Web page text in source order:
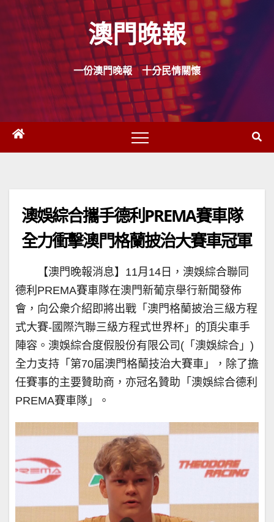
Skip
content
澳門晚報
一份澳門晚報 十分民情關懷
澳娛綜合攜手德利PREMA賽車隊
全力衝擊澳門格蘭披治大賽車冠軍
【澳門晚報消息】11月14日，澳娛綜合聯同
德利PREMA賽車隊在澳門新葡京舉行新聞發佈
會，向公衆介紹即將出戰「澳門格蘭披治三級方程
式大賽-國際汽聯三級方程式世界杯」的頂尖車手
陣容。澳娛綜合度假股份有限公司(「澳娛綜合」)
全力支持「第70届澳門格蘭技治大賽車」，除了擔
任賽事的主要贊助商，亦冠名贊助「澳娛綜合德利
PREMA賽車隊」。